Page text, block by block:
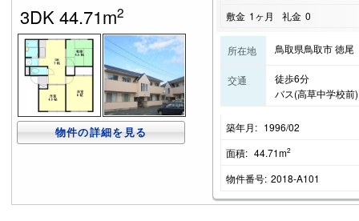
3DK 44.71m2
物件の詳細を見る
敷金 1ヶ月 礼金 0
所在地 鳥取県鳥取市 徳尾
交通
徒歩6分
バス(高草中学校前)
築年月: 1996/02
面積: 44.71m2
物件番号: 2018-A101